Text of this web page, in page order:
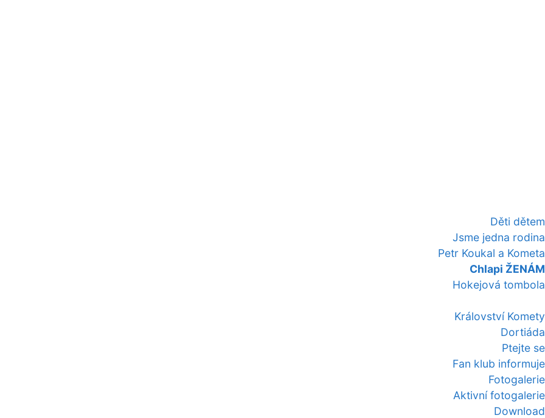
Děti dětem
Jsme jedna rodina
Petr Koukal a Kometa
Chlapi ŽENÁM
Hokejová tombola
Království Komety
Dortiáda
Ptejte se
Fan klub informuje
Fotogalerie
Aktivní fotogalerie
Download